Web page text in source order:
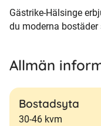
Gästrike-Hälsinge
du moderna
Allmän
Bostadsyta
30-46 kvm